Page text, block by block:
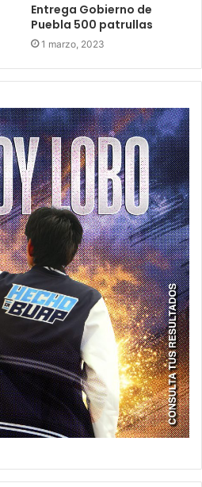
Entrega Gobierno de
Puebla 500 patrullas
1 marzo, 2023